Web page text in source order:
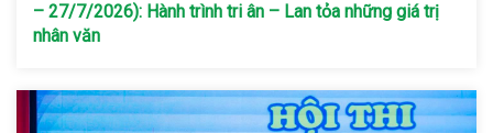
– 27/7/2026): Hành trình tri ân – Lan tỏa những giá trị
nhân văn